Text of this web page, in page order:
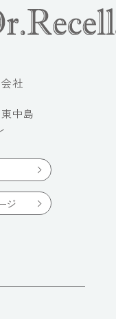
社
中島
ジ